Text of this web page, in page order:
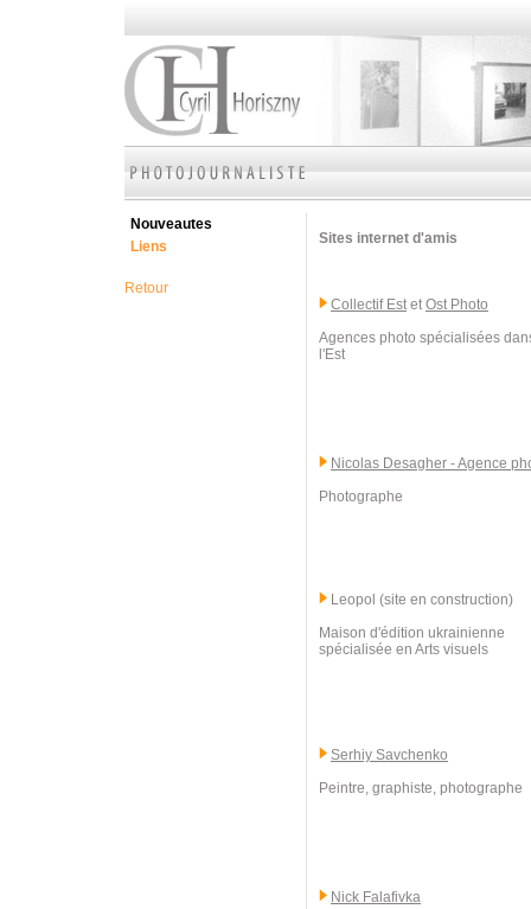
Nouveautes
Liens
Retour
Sites internet d'amis
Collectif Est et Ost Photo
Agences photo spécialisées
l'Est
Nicolas Desagher - Agence
Photographe
Leopol (site en construction)
Maison d'édition ukrainienne
spécialisée en Arts visuels
Serhiy Savchenko
Peintre, graphiste, photographe
Nick Falafivka